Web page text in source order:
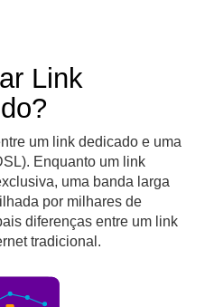
Link
um link dedicado e uma
Enquanto um link
uma banda larga
por milhares de
diferenças entre um link
tradicional.